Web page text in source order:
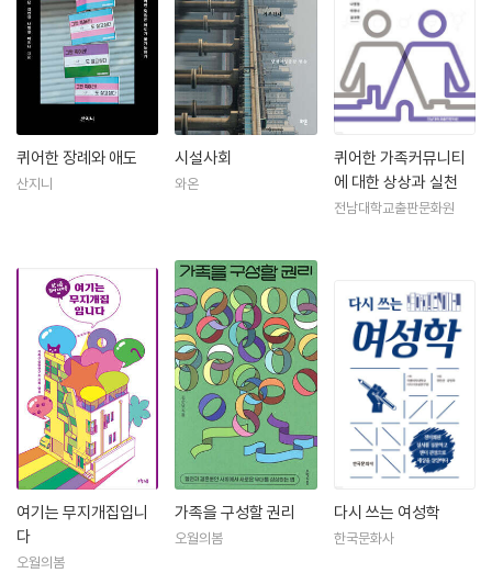
퀴어한 장례와 애도
산지니
시설사회
와온
퀴어한 가족커뮤니티
에 대한 상상과 실천
전남대학교출판문화원
여기는 무지개집입니
다
오월의봄
가족을 구성할 권리
오월의봄
다시 쓰는 여성학
한국문화사